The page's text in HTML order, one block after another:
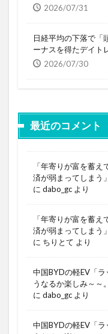
2026/07/31
日経平均の下落で「
ーナスを得たデイト
2026/07/30
最近のコメント
「年寄りが富を蓄
済が弱まってしまう
に dabo_gc より
「年寄りが富を蓄
済が弱まってしまう
に ちりとて より
中国BYDの軽EV「
うなるか楽しみ～～。
に dabo_gc より
中国BYDの軽EV「